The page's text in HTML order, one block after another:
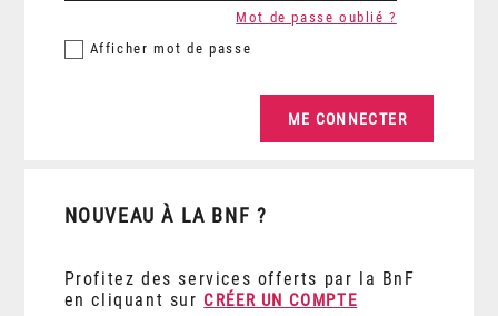
Afficher mot de passe
Mot de passe oublié ?
NOUVEAU À LA BNF ?
Profitez des services offerts par la BnF
en cliquant sur CRÉER UN COMPTE